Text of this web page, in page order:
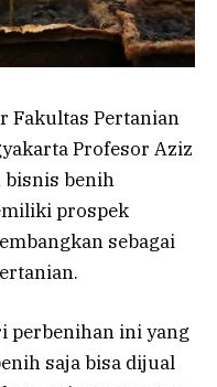
Fakultas Pertanian
Profesor Aziz
bisnis benih
prospek
sebagai
perbenihan ini yang
saja bisa dijual